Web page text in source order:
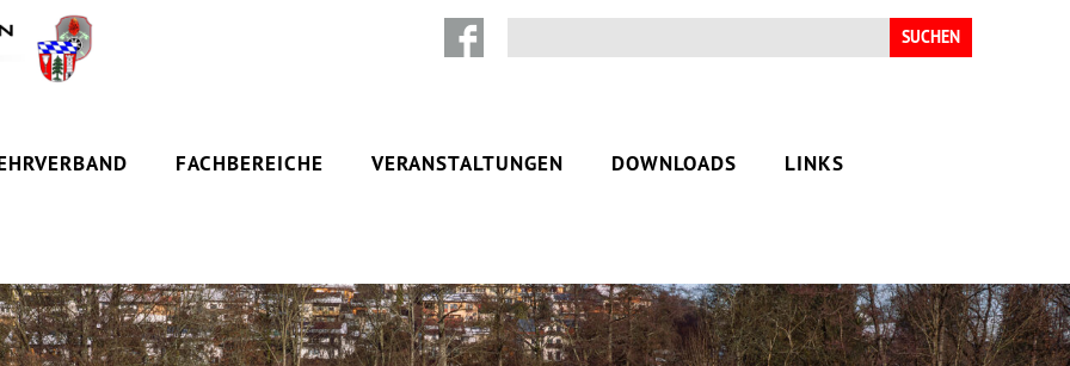
Suchen
nach:
FACHBEREICHE VERANSTALTUNGEN DOWNLOADS LINKS